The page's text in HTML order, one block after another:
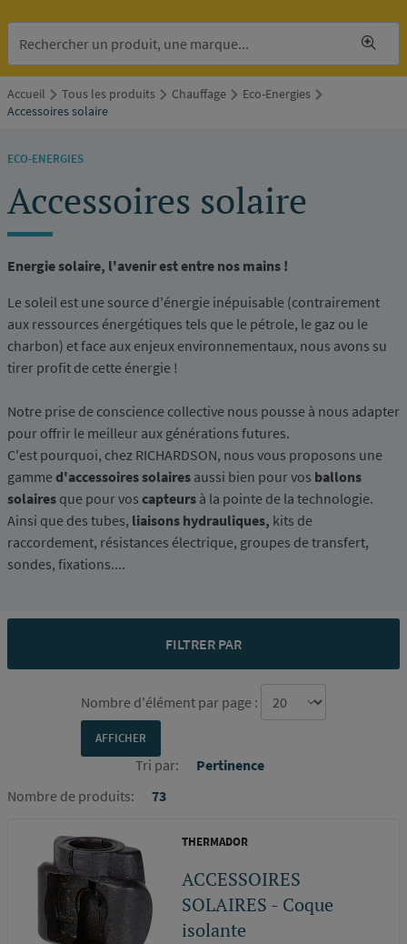
Accueil Tous les produits Chauffage
Eco-Energies
Accessoires solaire
ECO-ENERGIES
Accessoires solaire
Energie solaire, l'avenir est entre nos mains !
Le soleil est une source d'énergie inépuisable (contrairement
aux ressources énergétiques tels que le pétrole, le gaz ou le
charbon) et face aux enjeux environnementaux, nous avons su
tirer profit de cette énergie !
Notre prise de conscience collective nous pousse à nous adapter
pour offrir le meilleur aux générations futures.
C'est pourquoi, chez RICHARDSON, nous vous proposons une
gammed'accessoires solaires aussi bien pour vos ballons
solaires que pour vos capteurs à la pointe de la technologie.
Ainsi que des tubes, liaisons hydrauliques, kits de
raccordement, résistances électrique, groupes de transfert,
sondes, fixations....
FILTRER PAR
Nombre de produits: 73
Nombre d'élément par page :
Tri par: Pertinence
THERMADOR
ACCESSOIRES
SOLAIRES - Coque
isolante